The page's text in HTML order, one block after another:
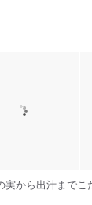
実から出汁まで